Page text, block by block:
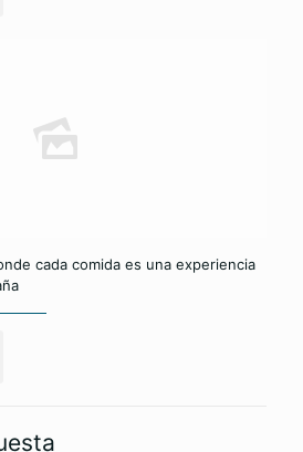
cada comida es una experiencia